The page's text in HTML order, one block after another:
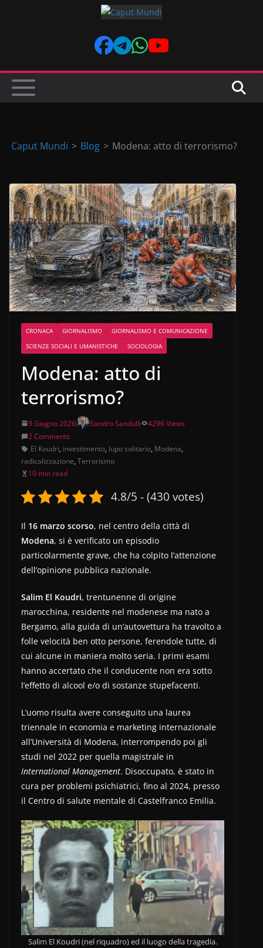
Caput Mundi > Blog > Modena: atto di terrorismo?
CRONACA GIORNALISMO
GIORNALISMO E COMUNICAZIONE
SCIENZE SOCIALI E UMANISTICHE
SOCIOLOGIA
Modena: atto di
terrorismo?
9 Giugno 2026 Sandro Sandulli
4296 Views
2 Comments
El Koudri, investimento, lupo solitario, Modena,
radicalizzazione, Terrorismo
10 min read
4.8/5 - (430 votes)
Il 16 marzo scorso, nel centro della città di
Modena, si è verificato un episodio
particolarmente grave, che ha colpito l’attenzione
dell’opinione pubblica nazionale.
Salim El Koudri, trentunenne di origine
marocchina, residente nel modenese ma nato a
Bergamo, alla guida di un’autovettura ha travolto a
folle velocità ben otto persone, ferendole tutte, di
cui alcune in maniera molto seria. I primi esami
hanno accertato che il conducente non era sotto
l’effetto di alcool e/o di sostanze stupefacenti.
L’uomo risulta avere conseguito una laurea
triennale in economia e marketing internazionale
all’Università di Modena, interrompendo poi gli
studi nel 2022 per quella magistrale in
International Management. Disoccupato, è stato in
cura per problemi psichiatrici, fino al 2024, presso
il Centro di salute mentale di Castelfranco Emilia.
Salim El Koudri (nel riquadro) ed il luogo della tragedia.